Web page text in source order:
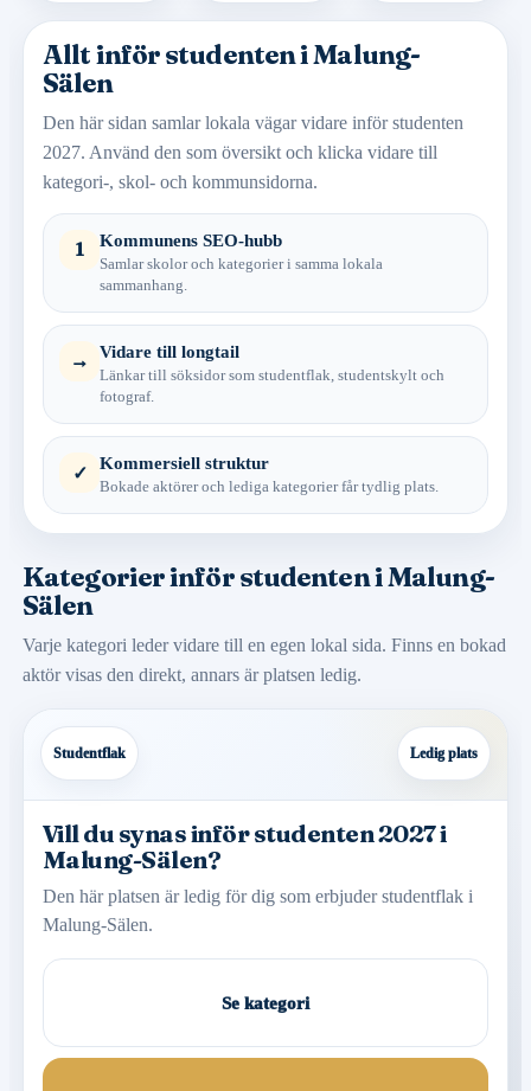
Allt inför studenten i Malung-
Sälen
Den här sidan samlar lokala vägar vidare inför studenten
2027. Använd den som översikt och klicka vidare till
kategori-, skol- och kommunsidorna.
1 Kommunens SEO-hubb
Samlar skolor och kategorier i samma lokala
sammanhang.
→ Vidare till longtail
Länkar till söksidor som studentflak, studentskylt och
fotograf.
✓ Kommersiell struktur
Bokade aktörer och lediga kategorier får tydlig plats.
Kategorier inför studenten i Malung-
Sälen
Varje kategori leder vidare till en egen lokal sida. Finns en bokad
aktör visas den direkt, annars är platsen ledig.
Studentflak Ledig plats
Vill du synas inför studenten 2027 i
Malung-Sälen?
Den här platsen är ledig för dig som erbjuder studentflak i
Malung-Sälen.
Se kategori